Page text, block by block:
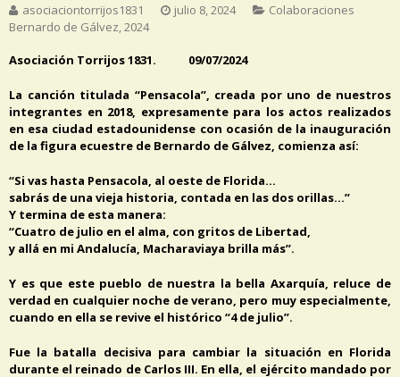
asociaciontorrijos1831 julio 8, 2024
Colaboraciones
Bernardo de Gálvez,2024
Asociación Torrijos 1831. 09/07/2024
La canción titulada “Pensacola”, creada por uno de nuestros
integrantes en 2018, expresamente para los actos realizados
en esa ciudad estadounidense con ocasión de la inauguración
de la figura ecuestre de Bernardo de Gálvez, comienza así:
“Si vas hasta Pensacola, al oeste de Florida…
sabrás de una vieja historia, contada en las dos orillas…”
Y termina de esta manera:
“Cuatro de julio en el alma, con gritos de Libertad,
y allá en mi Andalucía, Macharaviaya brilla más”.
Y es que este pueblo de nuestra la bella Axarquía, reluce de
verdad en cualquier noche de verano, pero muy especialmente,
cuando en ella se revive el histórico “4 de julio”.
Fue la batalla decisiva para cambiar la situación en Florida
durante el reinado de Carlos III. En ella, el ejército mandado por